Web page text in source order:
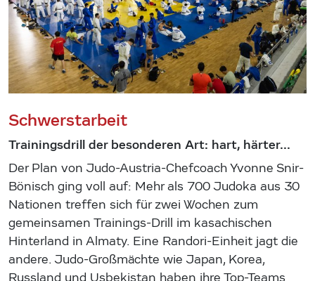
Schwerstarbeit
Trainingsdrill der besonderen Art: hart, härter...
Der Plan von Judo-Austria-Chefcoach Yvonne Snir-
Bönisch ging voll auf: Mehr als 700 Judoka aus 30
Nationen treffen sich für zwei Wochen zum
gemeinsamen Trainings-Drill im kasachischen
Hinterland in Almaty. Eine Randori-Einheit jagt die
andere. Judo-Großmächte wie Japan, Korea,
Russland und Usbekistan haben ihre Top-Teams